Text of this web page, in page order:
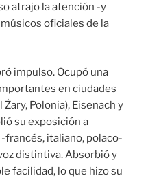
atrajo la atención -y
oficiales de la
impulso. Ocupó una
en ciudades
Polonia), Eisenach y
su exposición a
italiano, polaco-
distintiva. Absorbió y
facilidad, lo que hizo su